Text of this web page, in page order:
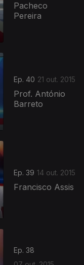
Pacheco
Pereira
Ep. 40 21 out. 2015
Prof. António
Barreto
Ep. 39 14 out. 2015
Francisco Assis
Ep. 38